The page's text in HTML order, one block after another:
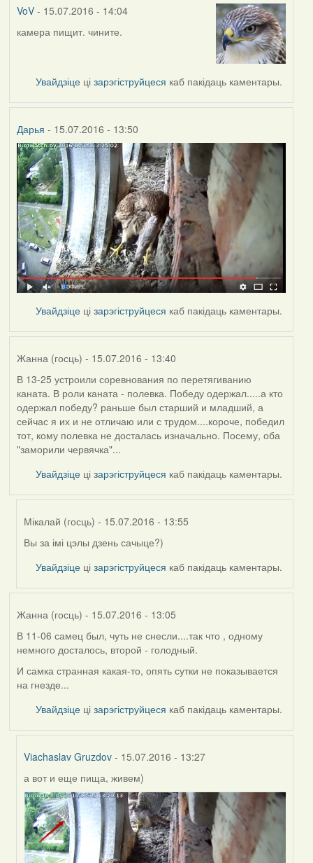
VoV- 15.07.2016 - 14:04
камера пищит. чините.
Увайдзіце цізарэгіструйцеся каб пакідаць каментары.
Дарья - 15.07.2016 - 13:50
Увайдзіце цізарэгіструйцеся каб пакідаць каментары.
Жанна (госць) - 15.07.2016 - 13:40
В 13-25 устроили соревнования по перетягиванию
каната. В роли каната - полевка. Победу одержал.....а кто
одержал победу? раньше был старший и младший, а
сейчас я их и не отличаю или с трудом....короче, победил
тот, кому полевка не досталась изначально. Посему, оба
"заморили червячка"...
Увайдзіце цізарэгіструйцеся каб пакідаць каментары.
Мікалай (госць) - 15.07.2016 - 13:55
In
reply
by
(госць)
Вы за імі цэлы дзень сачыце?)
Увайдзіце цізарэгіструйцеся каб пакідаць каментары.
Жанна (госць) - 15.07.2016 - 13:05
В 11-06 самец был, чуть не снесли....так что , одному
немного досталось, второй - голодный.
И самка странная какая-то, опять сутки не показывается
на гнезде...
Увайдзіце цізарэгіструйцеся каб пакідаць каментары.
Viachaslav Gruzdov - 15.07.2016 - 13:27
In
reply
to
by
Жанна
(госць)
а вот и еще пища, живем)